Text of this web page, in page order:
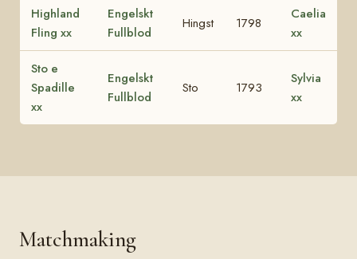
Highland
Fling xx
Engelskt
Fullblod
Hingst 1798
Caelia
xx
Sto e
Spadille
xx
Engelskt
Fullblod
Sto 1793
Sylvia
xx
Matchmaking